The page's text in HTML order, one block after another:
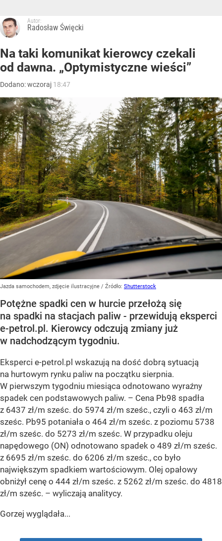
Autor:
Radosław Święcki
Na taki komunikat kierowcy czekali
od dawna. „Optymistyczne wieści”
Dodano:wczoraj 18:47
Jazda samochodem, zdjęcie ilustracyjne / Źródło: Shutterstock
Potężne spadki cen w hurcie przełożą się
na spadki na stacjach paliw - przewidują eksperci
e-petrol.pl. Kierowcy odczują zmiany już
w nadchodzącym tygodniu.
Eksperci e-petrol.pl wskazują na dość dobrą sytuacją
na hurtowym rynku paliw na początku sierpnia.
W pierwszym tygodniu miesiąca odnotowano wyraźny
spadek cen podstawowych paliw. – Cena Pb98 spadła
z 6437 zł/m sześc. do 5974 zł/m sześc., czyli o 463 zł/m
sześc. Pb95 potaniała o 464 zł/m sześc. z poziomu 5738
zł/m sześc. do 5273 zł/m sześc. W przypadku oleju
napędowego (ON) odnotowano spadek o 489 zł/m sześc.
z 6695 zł/m sześc. do 6206 zł/m sześc., co było
największym spadkiem wartościowym. Olej opałowy
obniżył cenę o 444 zł/m sześc. z 5262 zł/m sześc. do 4818
zł/m sześc. – wyliczają analitycy.
Gorzej wyglądała...